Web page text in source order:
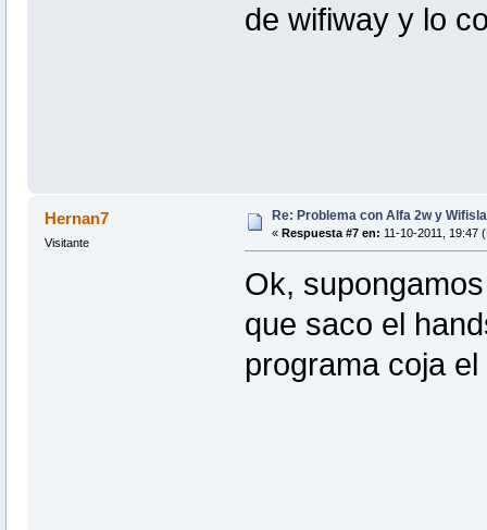
de wifiway y lo
Hernan7
Visitante
Re: Problema con Alfa 2w y
« Respuesta #7 en: 11-10-2011, 19:47
Ok,
que saco el
programa coja